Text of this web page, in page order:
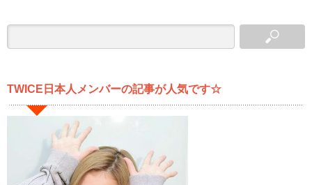
TWICE日本人メンバーの記事が人気です☆